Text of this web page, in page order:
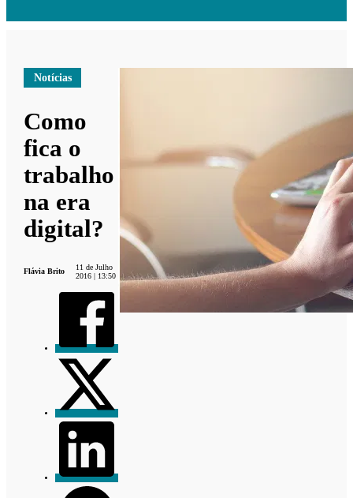
Notícias
Como
fica o
trabalho
na era
digital?
Flávia Brito
11 de Julho
2016 | 13:50